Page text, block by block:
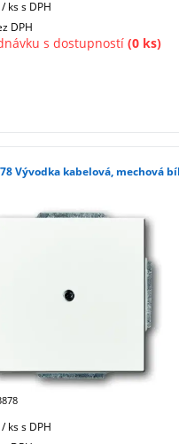
/ kss DPH
DPH
s dostupností (0 ks)
Vývodka kabelová, mechová
/ kss DPH